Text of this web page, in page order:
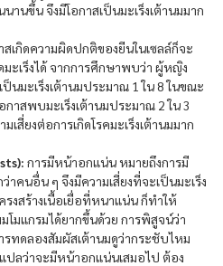
นานขึ้น จึงมีโอกาสเป็นมะเร็งเต้านมมาก
สเกิดความผิดปกติของยีนในเซลล์ก็จะ
ะเร็งได้ จากการศึกษาพบว่า ผู้หญิง
นมะเร็งเต้านมประมาณ 1 ใน 8 ในขณะ
าสพบมะเร็งเต้านมประมาณ 2 ใน 3
เสี่ยงต่อการเกิดโรคมะเร็งเต้านมมาก
การมีหน้าอกแน่น หมายถึงการมี
าคนอื่น ๆ จึงมีความเสี่ยงที่จะเป็นมะเร็ง
รงสร้างเนื้อเยื่อที่หนาแน่น ก็ทำให้
โมแกรมได้ยากขึ้นด้วย การพิสูจน์ว่า
รทดลองสัมผัสเต้านมดูว่ากระชับไหม
ลว่าจะมีหน้าอกแน่นเสมอไป ต้อง